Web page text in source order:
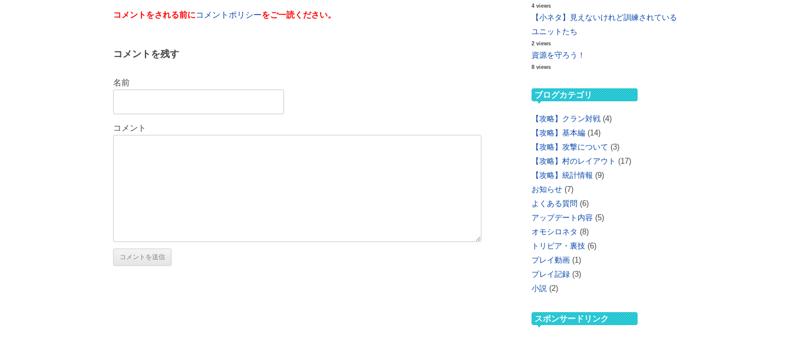
コメントをされる前にコメントポリシーをご一読ください。
コメントを残す
名前
コメント
4 views
【小ネタ】見えないけれど訓練されている
ユニットたち
2 views
資源を守ろう！
8 views
ブログカテゴリ
【攻略】クラン対戦 (4)
【攻略】基本編 (14)
【攻略】攻撃について (3)
【攻略】村のレイアウト (17)
【攻略】統計情報 (9)
お知らせ (7)
よくある質問 (6)
アップデート内容 (5)
オモシロネタ (8)
トリビア・裏技 (6)
プレイ動画 (1)
プレイ記録 (3)
小説 (2)
スポンサードリンク